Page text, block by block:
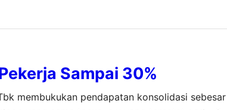
Sampai 30%
membukukan pendapatan konsolidasi sebesar